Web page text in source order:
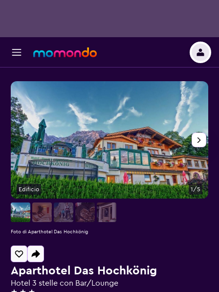
Aparthotel Das Hochkönig
Hotel 3 stelle con Bar/Lounge
Edificio 1/5
Foto di Aparthotel Das Hochkönig